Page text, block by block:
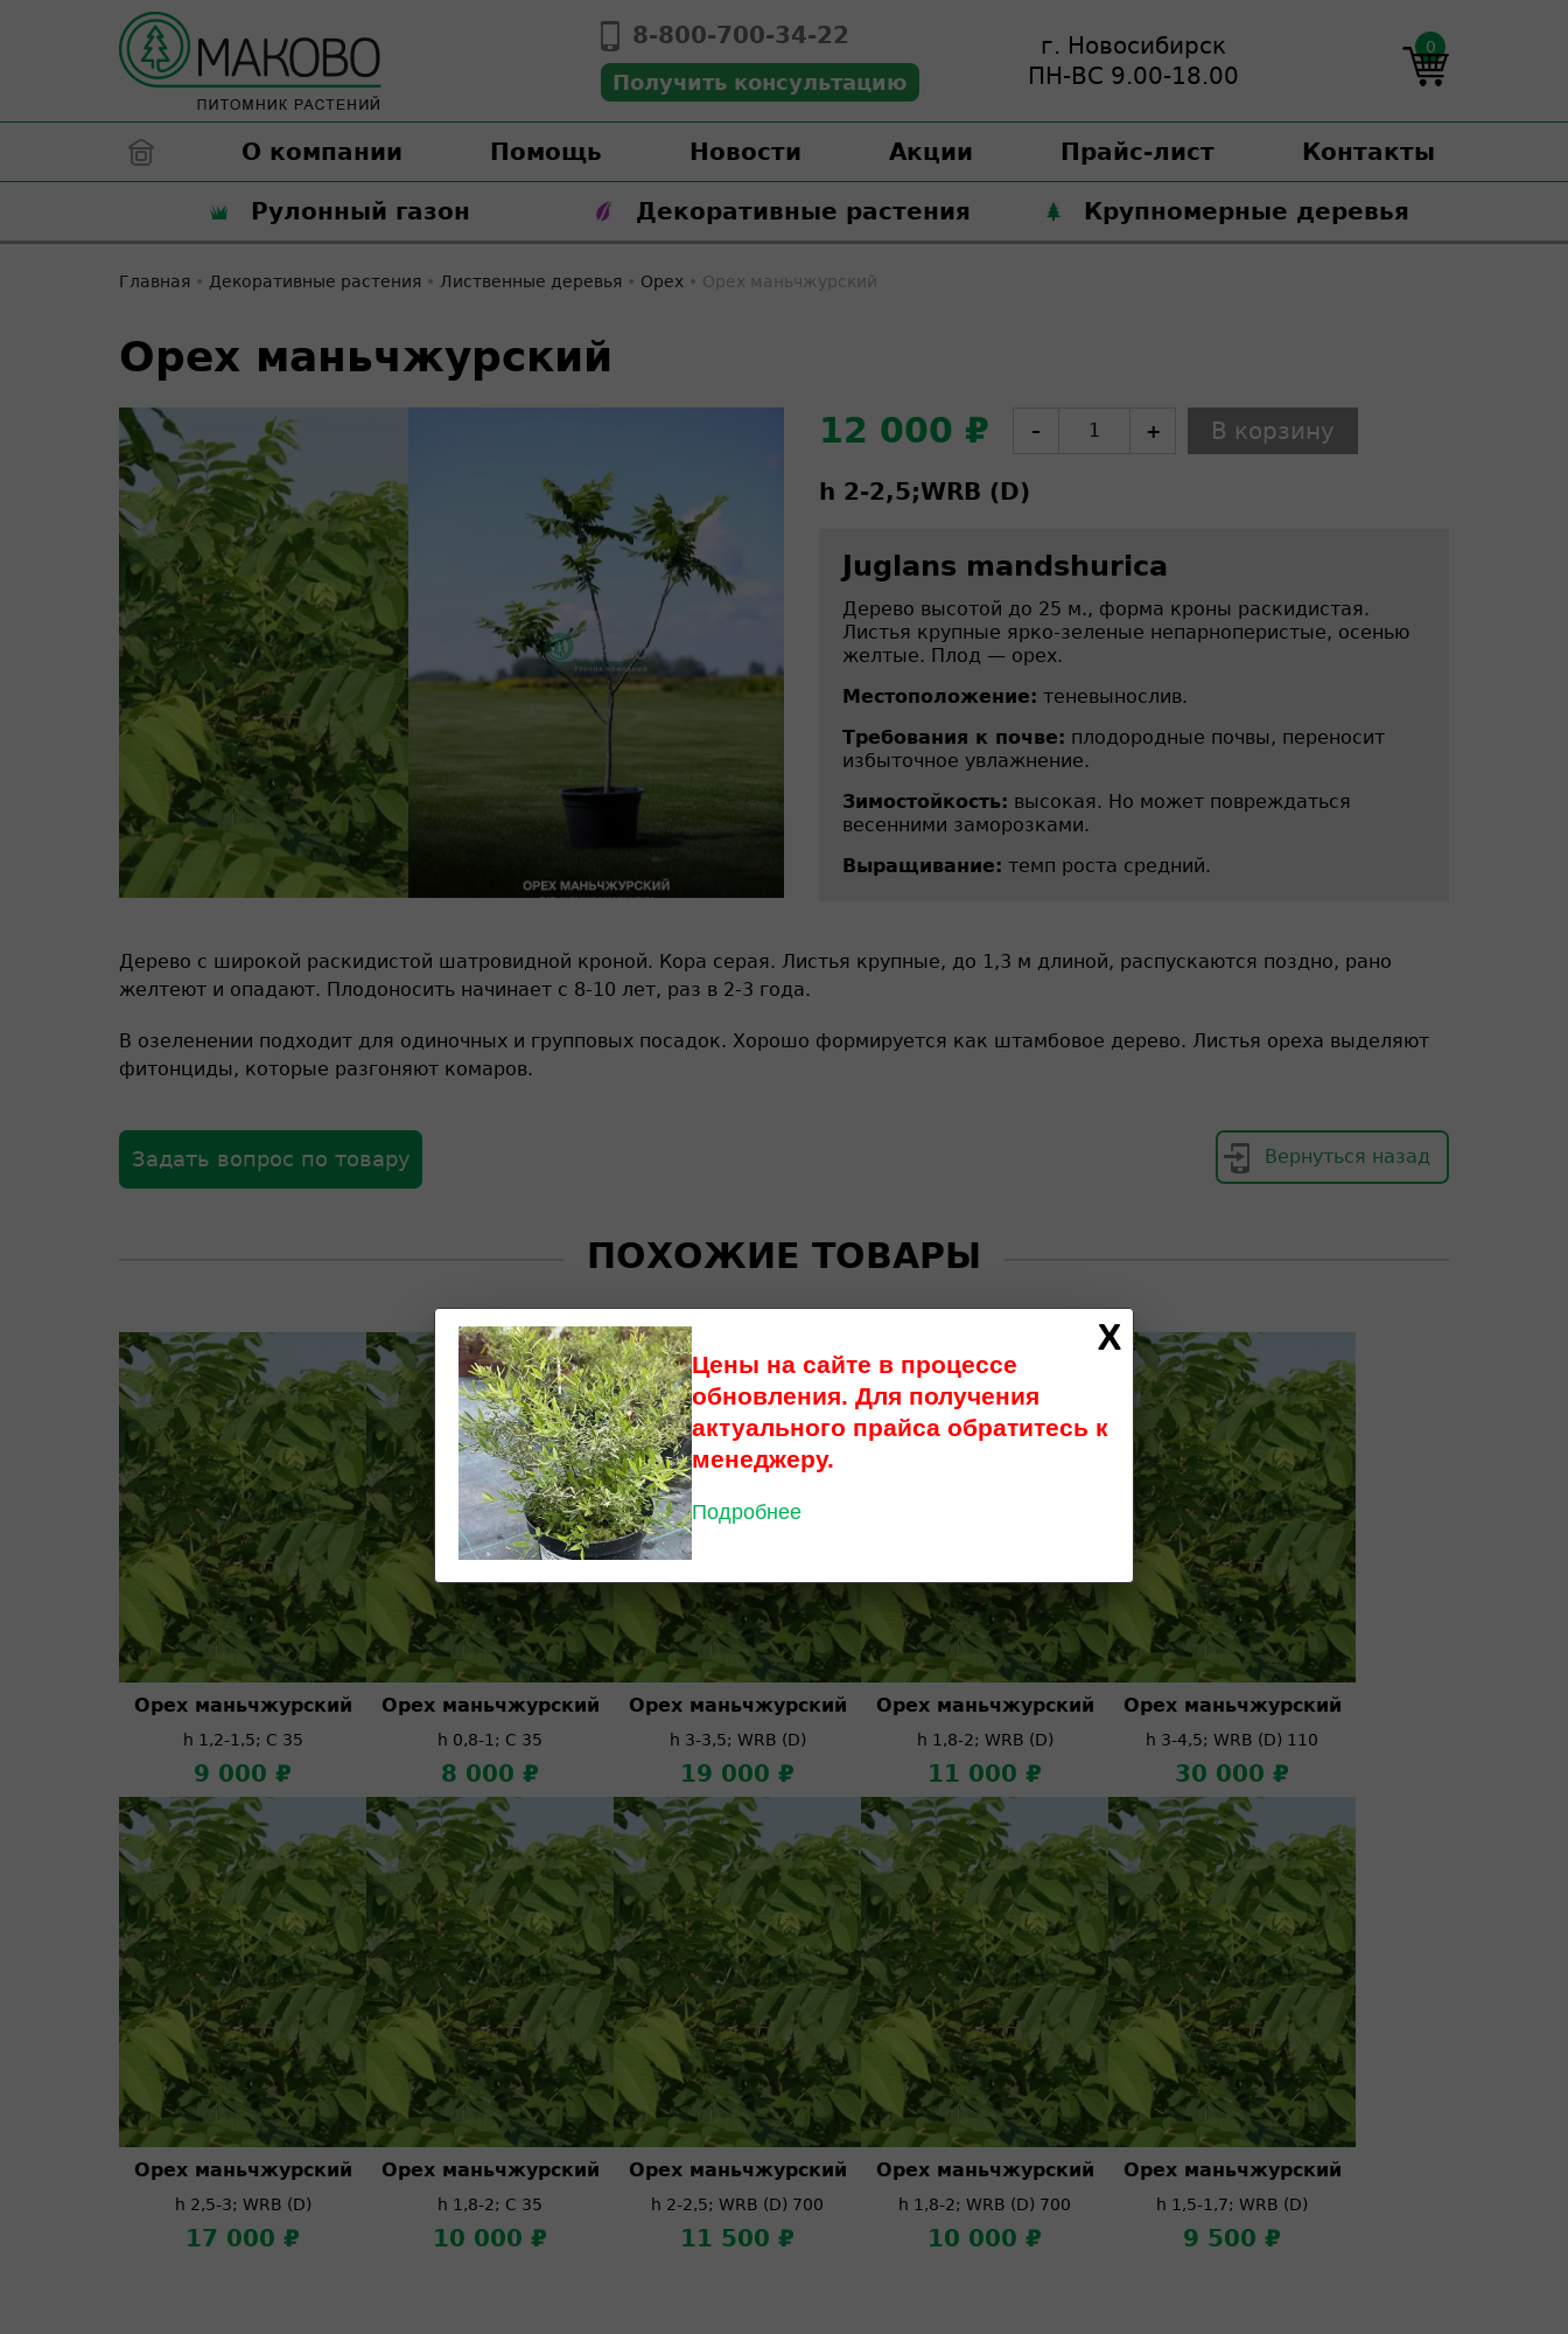
8-800-700-34-22
Получить консультацию
г. Новосибирск
ПН-ВС 9.00-18.00
0
О компании Помощь Новости Акции Прайс-лист Контакты
Рулонный газон Декоративные растения Крупномерные деревья
Главная • Декоративные растения • Лиственные деревья • Орех • Орех маньчжурский
Орех маньчжурский
12 000 ₽ – +
h 2-2,5;WRB (D)
Juglans mandshurica
Дерево высотой до 25 м., форма кроны раскидистая.
Листья крупные ярко-зеленые непарноперистые, осенью
желтые. Плод — орех.
Местоположение: теневынослив.
Требования к почве: плодородные почвы, переносит
избыточное увлажнение.
Зимостойкость: высокая. Но может повреждаться
весенними заморозками.
Выращивание: темп роста средний.
Дерево с широкой раскидистой шатровидной кроной. Кора серая. Листья крупные, до 1,3 м длиной, распускаются поздно, рано
желтеют и опадают. Плодоносить начинает с 8-10 лет, раз в 2-3 года.
В озеленении подходит для одиночных и групповых посадок. Хорошо формируется как штамбовое дерево. Листья ореха выделяют
фитонциды, которые разгоняют комаров.
Вернуться назад
Задать вопрос по товару
ПОХОЖИЕ ТОВАРЫ
Орех маньчжурский
h 1,2-1,5; C 35
9 000 ₽
Орех маньчжурский
h 0,8-1; C 35
8 000 ₽
Орех маньчжурский
h 3-3,5; WRB (D)
19 000 ₽
Орех маньчжурский
h 1,8-2; WRB (D)
11 000 ₽
Орех маньчжурский
h 3-4,5; WRB (D) 110
30 000 ₽
Орех маньчжурский
h 2,5-3; WRB (D)
17 000 ₽
Орех маньчжурский
h 1,8-2; C 35
10 000 ₽
Орех маньчжурский
h 2-2,5; WRB (D) 700
11 500 ₽
Орех маньчжурский
h 1,8-2; WRB (D) 700
10 000 ₽
Орех маньчжурский
h 1,5-1,7; WRB (D)
9 500 ₽
Цены на сайте в процессе
обновления. Для получения
актуального прайса обратитесь к
менеджеру.
Подробнее